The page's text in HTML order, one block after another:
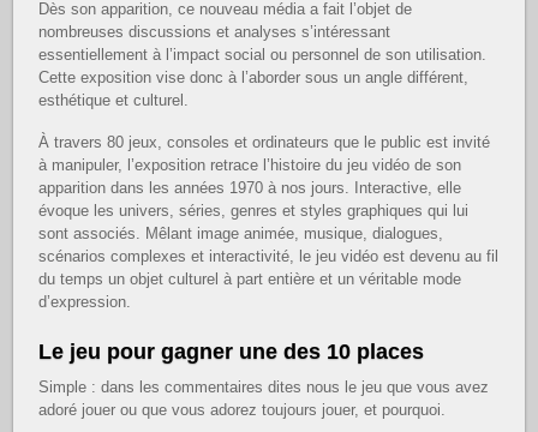
Dès son apparition, ce nouveau média a fait l’objet de
nombreuses discussions et analyses s’intéressant
essentiellement à l’impact social ou personnel de son utilisation.
Cette exposition vise donc à l’aborder sous un angle différent,
esthétique et culturel.
À travers 80 jeux, consoles et ordinateurs que le public est invité
à manipuler, l’exposition retrace l’histoire du jeu vidéo de son
apparition dans les années 1970 à nos jours. Interactive, elle
évoque les univers, séries, genres et styles graphiques qui lui
sont associés. Mêlant image animée, musique, dialogues,
scénarios complexes et interactivité, le jeu vidéo est devenu au fil
du temps un objet culturel à part entière et un véritable mode
d’expression.
Le jeu pour gagner une des 10 places
Simple : dans les commentaires dites nous le jeu que vous avez
adoré jouer ou que vous adorez toujours jouer, et pourquoi.